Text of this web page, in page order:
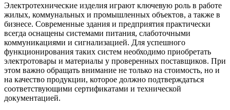
Электротехнические изделия играют ключевую роль в работе
жилых, коммунальных и промышленных объектов, а также в
бизнесе. Современные здания и предприятия практически
всегда оснащены системами питания, слаботочными
коммуникациями и сигнализацией. Для успешного
функционирования таких систем необходимо приобретать
электротовары и материалы у проверенных поставщиков. При
этом важно обращать внимание не только на стоимость, но и
на качество продукции, которое должно подтверждаться
соответствующими сертификатами и технической
документацией.